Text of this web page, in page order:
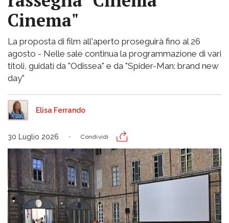
Cinema"
La proposta di film all'aperto proseguirà fino al 26
agosto - Nelle sale continua la programmazione di vari
titoli, guidati da "Odissea" e da "Spider-Man: brand new
day"
Elisa Ferrando
30 Luglio 2026 Condividi